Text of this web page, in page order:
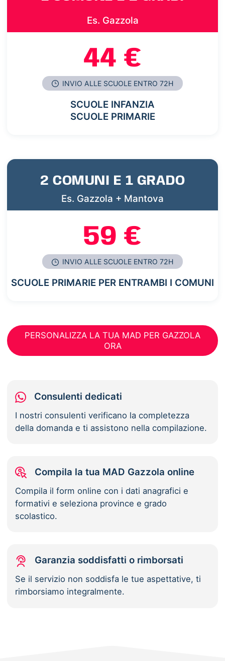
Es. Gazzola
44 €
INVIO ALLE SCUOLE ENTRO 72H
SCUOLE INFANZIA
SCUOLE PRIMARIE
2 COMUNI E 1 GRADO
Es. Gazzola + Mantova
59 €
INVIO ALLE SCUOLE ENTRO 72H
SCUOLE PRIMARIE PER ENTRAMBI I COMUNI
PERSONALIZZA LA TUA MAD PER GAZZOLA
ORA
Consulenti dedicati
I nostri consulenti verificano la completezza
della domanda e ti assistono nella compilazione.
Compila la tua MAD Gazzola online
Compila il form online con i dati anagrafici e
formativi e seleziona province e grado
scolastico.
Garanzia soddisfatti o rimborsati
Se il servizio non soddisfa le tue aspettative, ti
rimborsiamo integralmente.